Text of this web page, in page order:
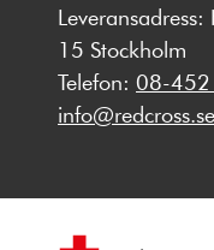
15 Stockholm
Telefon: 08-
info@redcross.se